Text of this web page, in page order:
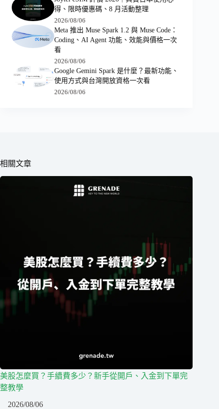
得、限時優惠碼、8 月活動整理
2026/08/06
Meta 推出 Muse Spark 1.2 與 Muse Code：
Coding、AI Agent 功能、效能與價格一次
看
2026/08/06
Google Gemini Spark 是什麼？最新功能、
使用方式與台灣開放資格一次看
2026/08/06
相關文章
美股怎麼買？手續費多少？新手從開戶、入金到下單完
整教學
2026/08/06